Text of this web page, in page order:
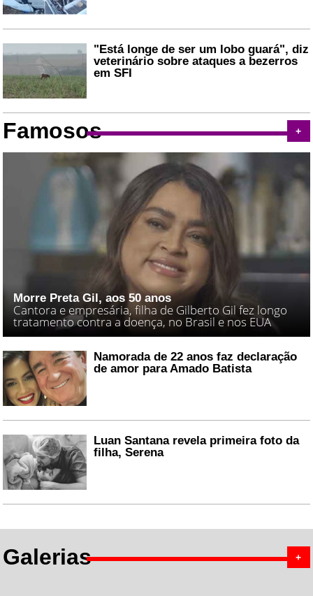
"Está longe de ser um lobo guará", diz
veterinário sobre ataques a bezerros
em SFI
Famosos +
Morre Preta Gil, aos 50 anos
Cantora e empresária, filha de Gilberto Gil fez longo
tratamento contra a doença, no Brasil e nos EUA
Namorada de 22 anos faz declaração
de amor para Amado Batista
Luan Santana revela primeira foto da
filha, Serena
Galerias +